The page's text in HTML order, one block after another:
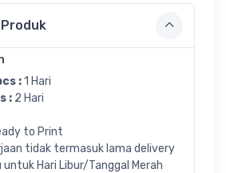
:1 Hari
: 2 Hari
to Print
tidak termasuk lama delivery
untuk Hari Libur/Tanggal Merah